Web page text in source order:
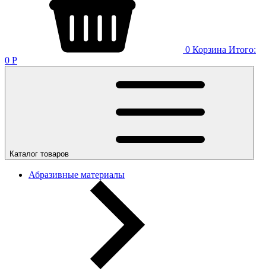
0 Корзина Итого:
0 Р
Каталог товаров
Абразивные материалы